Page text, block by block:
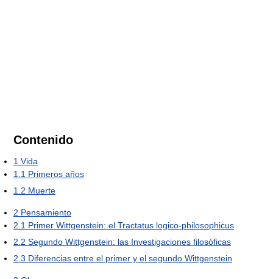
Contenido
1 Vida
1.1 Primeros años
1.2 Muerte
2 Pensamiento
2.1 Primer Wittgenstein: el Tractatus logico-philosophicus
2.2 Segundo Wittgenstein: las Investigaciones filosóficas
2.3 Diferencias entre el primer y el segundo Wittgenstein